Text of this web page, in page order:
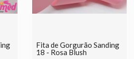
Fita de Gorgurão Sanding
18 - Rosa Blush